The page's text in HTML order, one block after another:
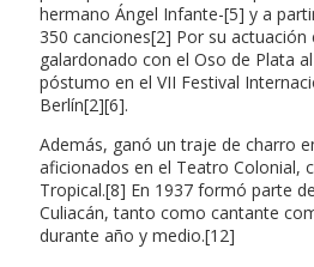
hermano Ángel Infante-[5] y a
350 canciones[2] Por su actuación
galardonado con el Oso de Plata
póstumo en el VII Festival
Berlín[2][6].
Además, ganó un traje de charro
aficionados en el Teatro Colonial,
Tropical.[8] En 1937 formó parte
Culiacán, tanto como cantante
durante año y medio.[12]